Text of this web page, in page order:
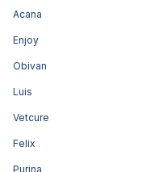
Acana
Enjoy
Obivan
Luis
Vetcure
Felix
Purina